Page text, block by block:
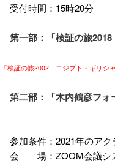
受付時間：15時20分
第一部：「検証の旅
「検証の旅2002 エジプト・ギリシ
第二部：「木内鶴彦フォ
参加条件：2021年のアク
会 場：ZOOM会議シ